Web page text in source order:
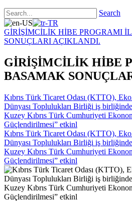
Search
GİRİŞİMCİLİK HİBE PROGRAMI
SONUÇLARI AÇIKLANDI.
GİRİŞİMCİLİK HİBE
BASAMAK
Kıbrıs Türk Ticaret Odası (KTTO),
Dünyası Toplulukları Birliği iş
Kuzey Kıbrıs Türk Cumhuriyeti
Güçlendirilmesi” etkinl
Kıbrıs Türk Ticaret Odası (KTTO),
Dünyası Toplulukları Birliği iş
Kuzey Kıbrıs Türk Cumhuriyeti
Güçlendirilmesi” etkinl